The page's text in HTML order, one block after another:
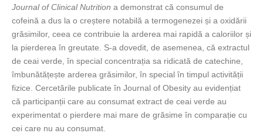
Journal of Clinical Nutrition a demonstrat că consumul de
cofeină a dus la o creștere notabilă a termogenezei și a oxidării
grăsimilor, ceea ce contribuie la arderea mai rapidă a caloriilor și
la pierderea în greutate. S-a dovedit, de asemenea, că extractul
de ceai verde, în special concentrația sa ridicată de catechine,
îmbunătățește arderea grăsimilor, în special în timpul activității
fizice. Cercetările publicate în Journal of Obesity au evidențiat
că participanții care au consumat extract de ceai verde au
experimentat o pierdere mai mare de grăsime în comparație cu
cei care nu au consumat.